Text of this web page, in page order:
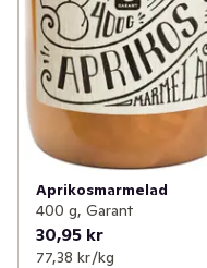
Aprikosmarmelad
400 g, Garant
30,95 kr
77,38 kr /kg